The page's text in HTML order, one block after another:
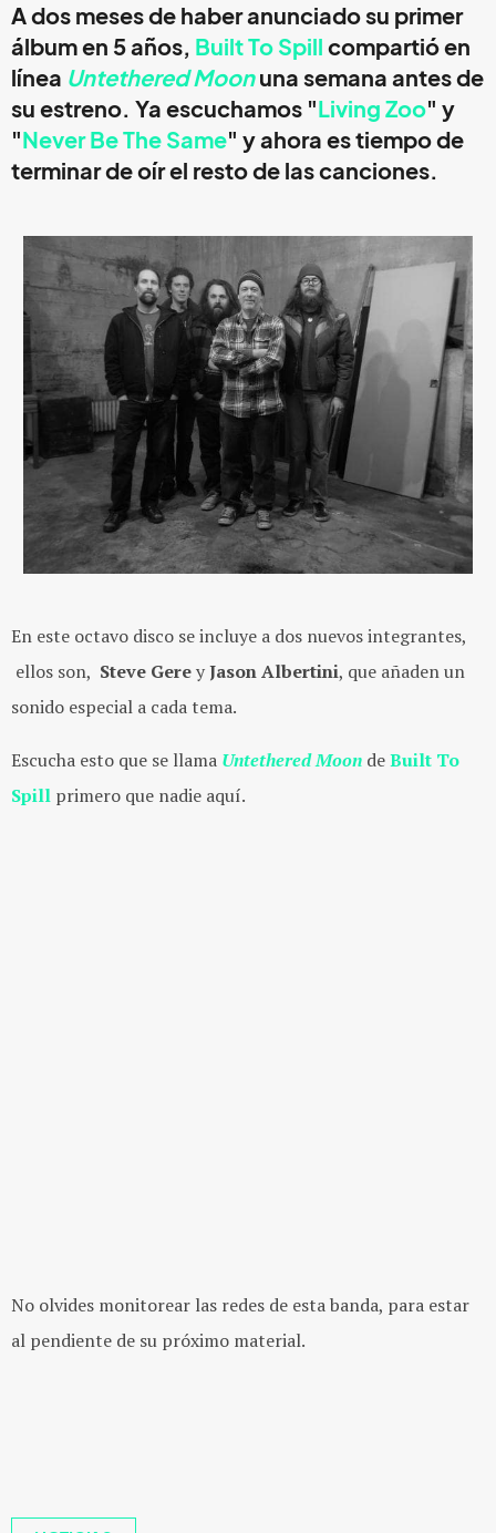
A dos meses de haber anunciado su primer
álbum en 5 años, Built To Spill compartió en
línea Untethered Moonuna semana antes de
su estreno. Ya escuchamos "Living Zoo" y
"Never Be The Same" y ahora es tiempo de
terminar de oír el resto de las canciones.
En este octavo disco se incluye a dos nuevos integrantes,
ellos son, Steve GereyJason Albertini, que añaden un
sonido especial a cada tema.
Escucha esto que se llama Untethered Moon deBuilt To
Spill primero que nadie aquí.
No olvides monitorear las redes de esta banda, para estar
al pendiente de su próximo material.